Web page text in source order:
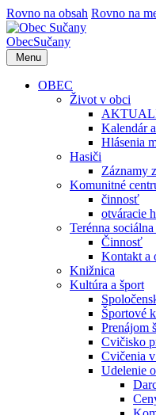
Rovno na obsah Rovno na
ObecSučany
Menu
OBEC
Život v obci
Kalendár
Hlásenia
Hasiči
Záznamy
Komunitné
činnosť
otváracie
Terénna sociálna
Činnosť
Kontakt a
Knižnica
Kultúra a šport
Športové
Prenájom
Cvičisko
Cvičenia
Udelenie